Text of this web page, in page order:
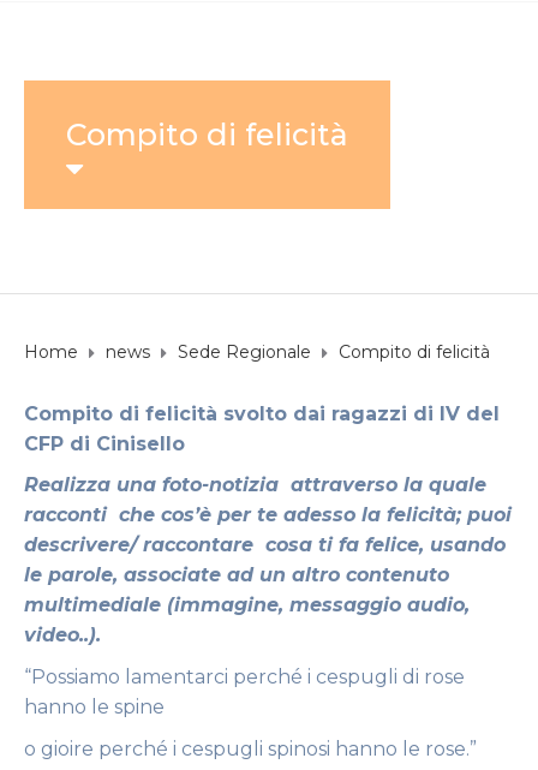
Compito di felicità
Home news Sede Regionale Compito di felicità
Compito di felicità svolto dai ragazzi di IV del
CFP di Cinisello
Realizza una foto-notizia attraverso la quale
racconti che cos’è per te adesso la felicità; puoi
descrivere/ raccontare cosa ti fa felice, usando
le parole, associate ad un altro contenuto
multimediale (immagine, messaggio audio,
video..).
“Possiamo lamentarci perché i cespugli di rose
hanno le spine
o gioire perché i cespugli spinosi hanno le rose.”